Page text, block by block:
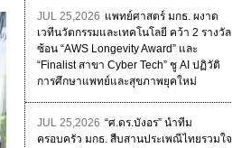
JUL 25,2026 แพทย์ศาสตร์ มกธ. ผงาด
เวทีนวัตกรรมและเทคโนโลยี คว้า 2 รางวัล
ซ้อน “AWS Longevity Award” และ
“Finalist สาขา Cyber Tech” ชู AI ปฏิวัติ
การศึกษาแพทย์และสุขภาพยุคใหม่
JUL 25,2026 “ศ.ดร.บังอร” นำทีม
ครอบครัว มกธ. สืบสานประเพณีไทยรวมใจ